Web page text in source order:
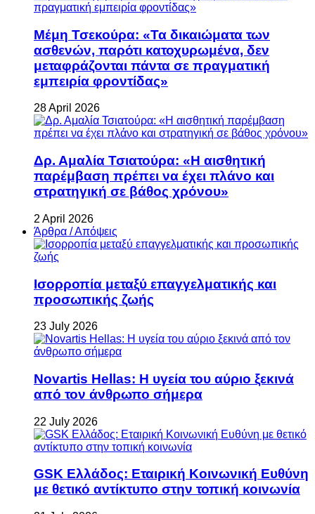
Μέμη Τσεκούρα: «Τα δικαιώματα των
ασθενών, παρότι κατοχυρωμένα, δεν
μεταφράζονται πάντα σε πραγματική
εμπειρία φροντίδας»
28 April 2026
Δρ. Αμαλία Τσιατούρα: «Η αισθητική
παρέμβαση πρέπει να έχει πλάνο και
στρατηγική σε βάθος χρόνου»
2 April 2026
Άρθρα / Απόψεις
Ισορροπία μεταξύ επαγγελματικής και
προσωπικής ζωής
23 July 2026
Novartis Hellas: Η υγεία του αύριο ξεκινά
από τον άνθρωπο σήμερα
22 July 2026
GSK Ελλάδος: Εταιρική Κοινωνική Ευθύνη
με θετικό αντίκτυπο στην τοπική κοινωνία